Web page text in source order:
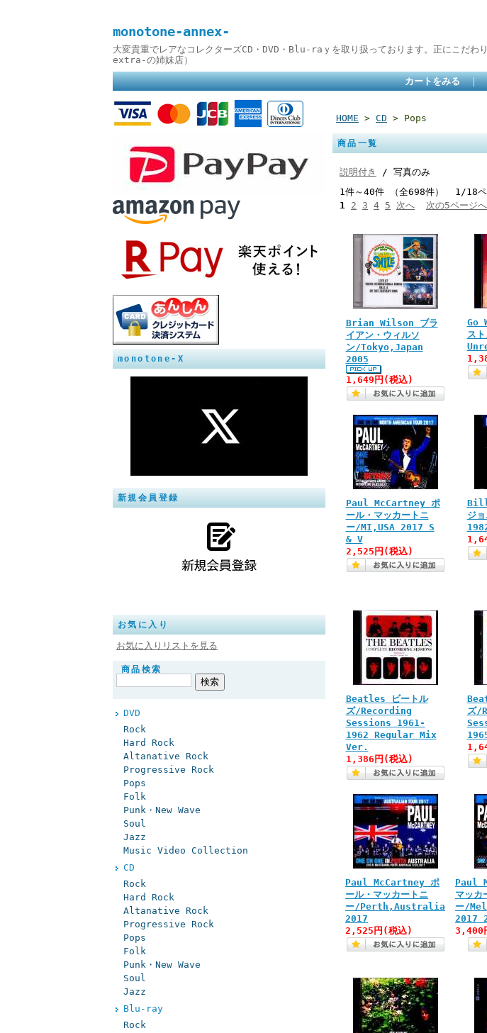
monotone-annex-
大変貴重でレアなコレクターズCD・DVD・Blu-raｙを取り扱っております。正にこだ
extra-の姉妹店）
カートをみる ｜
monotone-X
新規会員登録
お気に入り
お気に入りリストを見る
商品検索
DVD
Rock
Hard Rock
Altanative Rock
Progressive Rock
Pops
Folk
Punk・New Wave
Soul
Jazz
Music Video Collection
CD
Rock
Hard Rock
Altanative Rock
Progressive Rock
Pops
Folk
Punk・New Wave
Soul
Jazz
Blu-ray
Rock
HOME > CD > Pops
商品一覧
説明付き
/ 写真のみ
1件～40件 （全698件） 1/18ペ
1 2 3 4 5 次へ 次の5ページへ
Brian Wilson ブラ
イアン・ウィルソ
ン/Tokyo,Japan
2005
1,649円(税込)
Go
ス
Paul McCartney ポ
ール・マッカートニ
ー/MI,USA 2017 S
& V
2,525円(税込)
ジ
Beatles ビートル
ズ/Recording
Sessions 1961-
1962 Regular Mix
Ver.
1,386円(税込)
ズ/
Paul McCartney ポ
ール・マッカートニ
ー/Perth,Australia
2017
2,525円(税込)
Paul
マッカ
ー/
2017
3,400